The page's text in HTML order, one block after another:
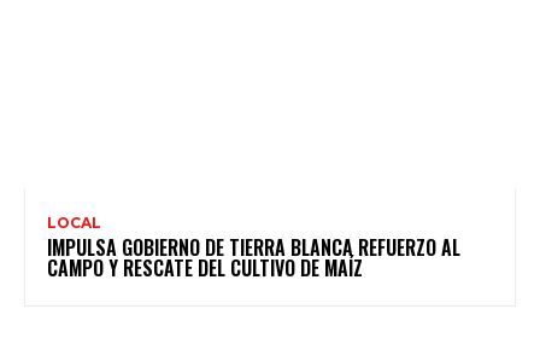
LOCAL
IMPULSA GOBIERNO DE TIERRA BLANCA REFUERZO AL
CAMPO Y RESCATE DEL CULTIVO DE MAÍZ